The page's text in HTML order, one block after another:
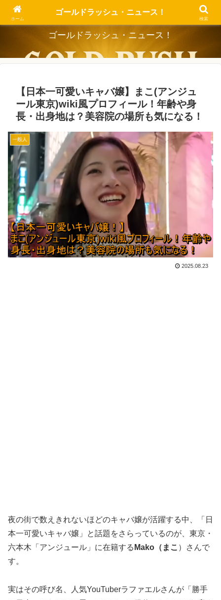
Dig the Trend, Strike the Gold.
ゴールドラッシュ・ニュース！
【日本一可愛いキャバ嬢】まこ(アンジュ
ール東京)wiki風プロフィール！年齢や身
長・出身地は？美容院の場所も気になる！
一般人
2025.08.23
夜の街で数えきれないほどのキャバ嬢が活躍する中、「日
本一可愛いキャバ嬢」と話題をさらっているのが、東京・
六本木「アンジュール」に在籍する Mako（まこ ）さんで
す。
実はその呼び名、人気YouTuberラファエルさんが「勝手
ホーム
ゴールドラッシュ・ニュース！
検索